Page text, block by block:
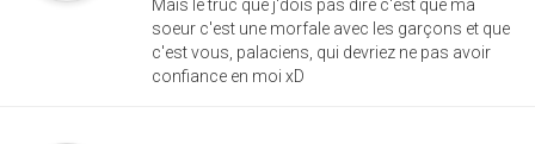
Mais le truc que j'dois pas dire c'est que ma
soeur c'est une morfale avec les garçons et que
c'est vous, palaciens, qui devriez ne pas avoir
confiance en moi xD